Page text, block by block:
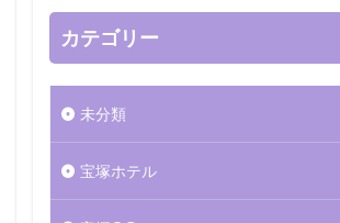
カテゴリー
未分類
宝塚ホテル